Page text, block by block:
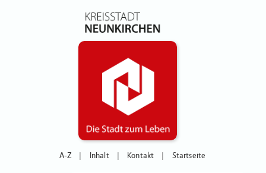
A-Z Inhalt Kontakt Startseite